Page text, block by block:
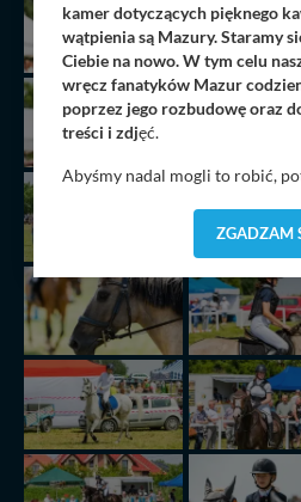
kamer dotyczących pięknego
wątpienia są Mazury. Staramy
Ciebie na nowo. W tym celu
wręcz fanatyków Mazur
poprzez jego rozbudowę oraz
treści i zdjęć.
Abyśmy nadal mogli to robić,
dostosować do Twoich
pliki cookies) będą zapisywane
wyszukania, ulubione miejsca,
Bezpieczeństwo Twoich danych
priorytetowe, bez
zmieniać zakresu naszych
nas bezpieczne, jeśli masz
intencji, zawsze możesz
informacji uzyskach w naszej
Klikając znak X lub przycisk
wyrażasz zgodę na
ZGADZAM